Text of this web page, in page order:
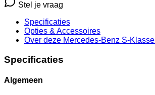
Stel je vraag
Specificaties
Opties & Accessoires
Over deze Mercedes-Benz S-Klasse
Specificaties
Algemeen